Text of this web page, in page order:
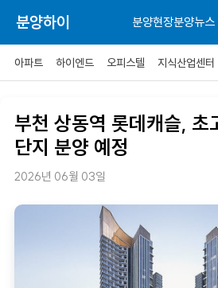
분양하이 분양현장분양뉴스
아파트 하이엔드 오피스텔 지식산업센터
부천 상동역 롯데캐슬, 초
단지 분양 예정
2026년 06월 03일